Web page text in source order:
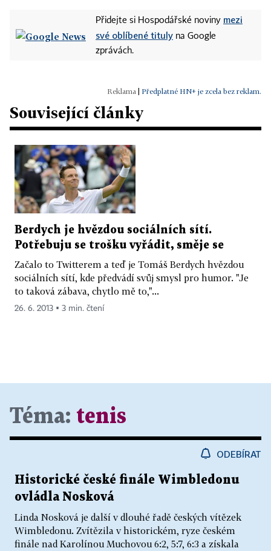
Přidejte si Hospodářské noviny mezi
své oblíbené tituly na Google
zprávách.
Předplatné HN+ je zcela bez reklam.
Související články
Berdych je hvězdou sociálních sítí.
Potřebuju se trošku vyřádit, směje se
Začalo to Twitterem a teď je Tomáš Berdych hvězdou
sociálních sítí, kde předvádí svůj smysl pro humor. "Je
to taková zábava, chytlo mě to,"...
26. 6. 2013 ▪ 3 min. čtení
Téma: tenis
ODEBÍRAT
Historické české finále Wimbledonu
ovládla Nosková
Linda Nosková je další v dlouhé řadě českých vítězek
Wimbledonu. Zvítězila v historickém, ryze českém
finále nad Karolínou Muchovou 6:2, 5:7, 6:3 a získala